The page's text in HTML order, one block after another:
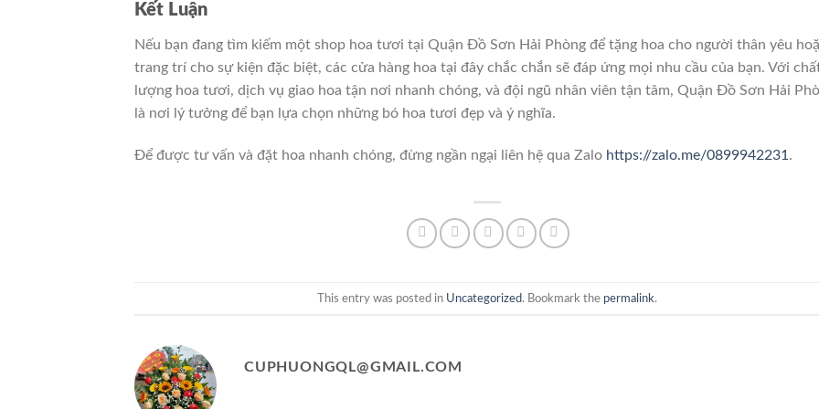
Kết Luận
Nếu bạn đang tìm kiếm một shop hoa tươi tại Quận Đồ Sơn Hải Phòng để tặng hoa cho người thân yêu
trang trí cho sự kiện đặc biệt, các cửa hàng hoa tại đây chắc chắn sẽ đáp ứng mọi nhu cầu của bạn. Với
lượng hoa tươi, dịch vụ giao hoa tận nơi nhanh chóng, và đội ngũ nhân viên tận tâm, Quận Đồ Sơn Hải
là nơi lý tưởng để bạn lựa chọn những bó hoa tươi đẹp và ý nghĩa.
Để được tư vấn và đặt hoa nhanh chóng, đừng ngần ngại liên hệ qua Zalo https://zalo.me/0899942231.
This entry was posted in Uncategorized. Bookmark the permalink.
CUPHUONGQL@GMAIL.COM